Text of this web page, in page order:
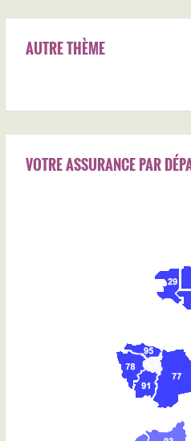
AUTRE THÈME
VOTRE ASSURANCE PAR